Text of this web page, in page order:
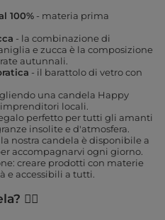
100% - materia prima
- la combinazione di
e zucca è la composizione
autunnali.
- il barattolo di vetro con
una candela Happy
locali.
perfetto per tutti gli amanti
insolite e d'atmosfera.
la nostra candela è disponibile a
accompagnarvi ogni giorno.
creare prodotti con materie
e accessibili a tutti.
🧙‍♀️